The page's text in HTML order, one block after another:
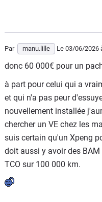
Par manu.lille Le 03/06/2026
donc 60 000€ pour un
à part pour celui qui a
et qui n'a pas peur
nouvellement installée
chercher un VE chez les
suis certain qu'un Xpeng
doit aussi y avoir des
TCO sur 100 000 km.